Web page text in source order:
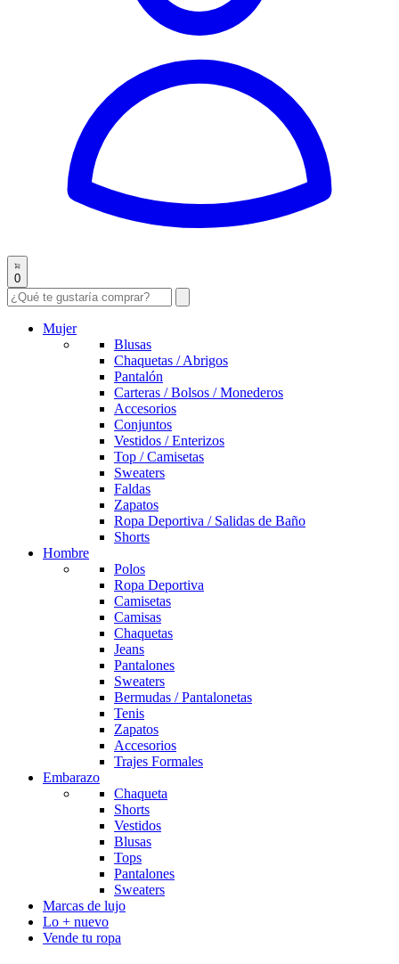
0
Mujer
Blusas
Chaquetas / Abrigos
Pantalón
Carteras / Bolsos / Monederos
Accesorios
Conjuntos
Vestidos / Enterizos
Top / Camisetas
Sweaters
Faldas
Zapatos
Ropa Deportiva / Salidas de Baño
Shorts
Hombre
Polos
Ropa Deportiva
Camisetas
Camisas
Chaquetas
Jeans
Pantalones
Sweaters
Bermudas / Pantalonetas
Tenis
Zapatos
Accesorios
Trajes Formales
Embarazo
Chaqueta
Shorts
Vestidos
Blusas
Tops
Pantalones
Sweaters
Marcas de lujo
Lo + nuevo
Vende tu ropa